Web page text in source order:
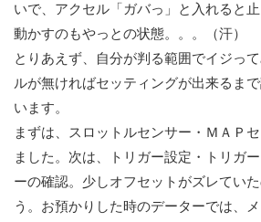
いで、アクセル「ガバっ」と入れると止
動かすのもやっとの状態。。。（汗）
とりあえず、自分が判る範囲でイジっ
ルが無ければセッティングが出来るま
います。
まずは、スロットルセンサー・ＭＡＰ
ました。次は、トリガー設定・トリガ
ーの確認。少しオフセットがズレてい
う。お預かりした時のデーターでは、